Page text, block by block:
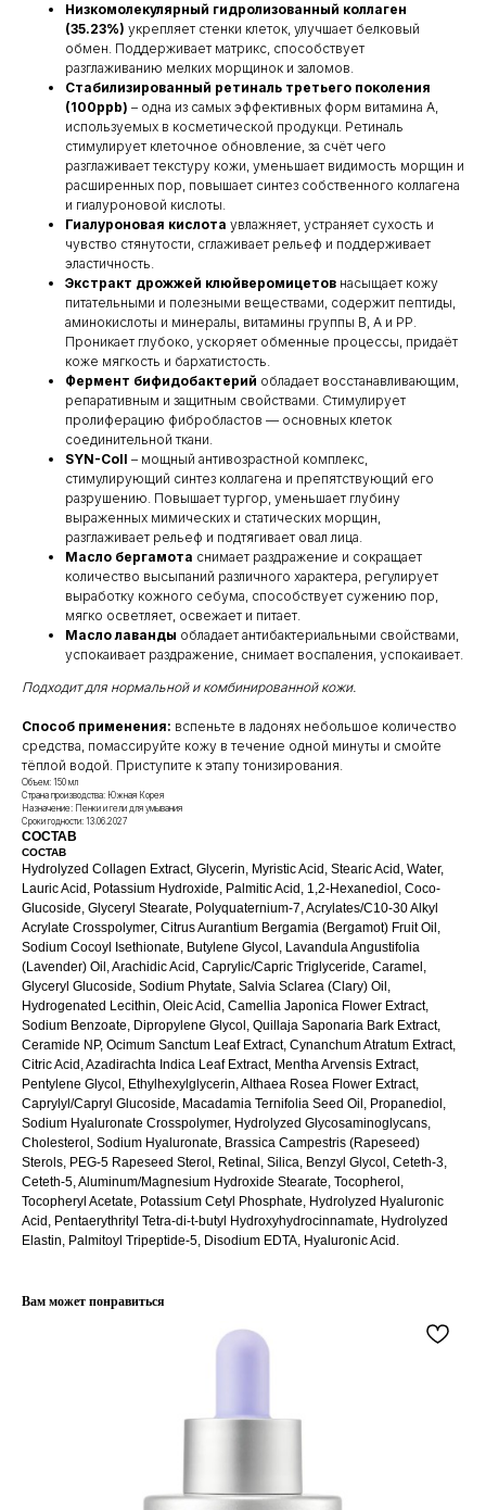
Низкомолекулярный гидролизованный коллаген
(35.23%) укрепляет стенки клеток, улучшает белковый
обмен. Поддерживает матрикс, способствует
разглаживанию мелких морщинок и заломов.
Стабилизированный ретиналь третьего поколения
(100ppb) – одна из самых эффективных форм витамина A,
используемых в косметической продукци. Ретиналь
стимулирует клеточное обновление, за счёт чего
разглаживает текстуру кожи, уменьшает видимость морщин и
расширенных пор, повышает синтез собственного коллагена
и гиалуроновой кислоты.
Гиалуроновая кислота увлажняет, устраняет сухость и
чувство стянутости, сглаживает рельеф и поддерживает
эластичность.
Экстракт дрожжей клюйверомицетов насыщает кожу
питательными и полезными веществами, содержит пептиды,
аминокислоты и минералы, витамины группы В, А и РР.
Проникает глубоко, ускоряет обменные процессы, придаёт
коже мягкость и бархатистость.
Фермент бифидобактерий обладает восстанавливающим,
репаративным и защитным свойствами. Стимулирует
пролиферацию фибробластов — основных клеток
соединительной ткани.
SYN-Coll – мощный антивозрастной комплекс,
стимулирующий синтез коллагена и препятствующий его
разрушению. Повышает тургор, уменьшает глубину
выраженных мимических и статических морщин,
разглаживает рельеф и подтягивает овал лица.
Масло бергамота снимает раздражение и сокращает
количество высыпаний различного характера, регулирует
выработку кожного себума, способствует сужению пор,
мягко осветляет, освежает и питает.
Масло лаванды обладает антибактериальными свойствами,
успокаивает раздражение, снимает воспаления, успокаивает.
Подходит для нормальной и комбинированной кожи.
Способ применения: вспеньте в ладонях небольшое количество
средства, помассируйте кожу в течение одной минуты и смойте
тёплой водой. Приступите к этапу тонизирования.
Объем: 150 мл
Страна производства: Южная Корея
Назначение: Пенки и гели для умывания
Сроки годности: 13.06.2027
СОСТАВ
СОСТАВ
Hydrolyzed Collagen Extract, Glycerin, Myristic Acid, Stearic Acid, Water,
Lauric Acid, Potassium Hydroxide, Palmitic Acid, 1,2-Hexanediol, Coco-
Glucoside, Glyceryl Stearate, Polyquaternium-7, Acrylates/C10-30 Alkyl
Acrylate Crosspolymer, Citrus Aurantium Bergamia (Bergamot) Fruit Oil,
Sodium Cocoyl Isethionate, Butylene Glycol, Lavandula Angustifolia
(Lavender) Oil, Arachidic Acid, Caprylic/Capric Triglyceride, Caramel,
Glyceryl Glucoside, Sodium Phytate, Salvia Sclarea (Clary) Oil,
Hydrogenated Lecithin, Oleic Acid, Camellia Japonica Flower Extract,
Sodium Benzoate, Dipropylene Glycol, Quillaja Saponaria Bark Extract,
Ceramide NP, Ocimum Sanctum Leaf Extract, Cynanchum Atratum Extract,
Citric Acid, Azadirachta Indica Leaf Extract, Mentha Arvensis Extract,
Pentylene Glycol, Ethylhexylglycerin, Althaea Rosea Flower Extract,
Caprylyl/Capryl Glucoside, Macadamia Ternifolia Seed Oil, Propanediol,
Sodium Hyaluronate Crosspolymer, Hydrolyzed Glycosaminoglycans,
Cholesterol, Sodium Hyaluronate, Brassica Campestris (Rapeseed)
Sterols, PEG-5 Rapeseed Sterol, Retinal, Silica, Benzyl Glycol, Ceteth-3,
Ceteth-5, Aluminum/Magnesium Hydroxide Stearate, Tocopherol,
Tocopheryl Acetate, Potassium Cetyl Phosphate, Hydrolyzed Hyaluronic
Acid, Pentaerythrityl Tetra-di-t-butyl Hydroxyhydrocinnamate, Hydrolyzed
Elastin, Palmitoyl Tripeptide-5, Disodium EDTA, Hyaluronic Acid.
Вам может понравиться
АДРЕСА
– Проспект Ленина, дом 6
г.Иваново
ОБЩИЕ КОНТАКТЫ
Мы ВКонтакте
КЛИЕНТАМ
Контакты
Оплата и доставка
Политика обработки
персональных данных
Публичная оферта
Бонусная программа